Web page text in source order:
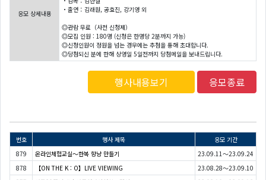
응모 상세내용
・출연：김래원, 공효진, 강기영 외
◎관람 무료（사전 신청제）
◎모집 인원 : 180명 (신청은 한명당 2분까지 가능)
◎신청인원이 정원을 넘는 경우에는 추첨을 통해 초대합니다.
◎당첨되신 분에 한해 상영일 5일전까지 당첨메일을 보내드립니다.
행사내용보기 응모종료
번호 행사 제목
응모 기간
879
온라인체험교실〜한복 향냥 만들기
23.09.11～23.09.24
878
【ON THE K : O】LIVE VIEWING
23.08.28～23.09.10